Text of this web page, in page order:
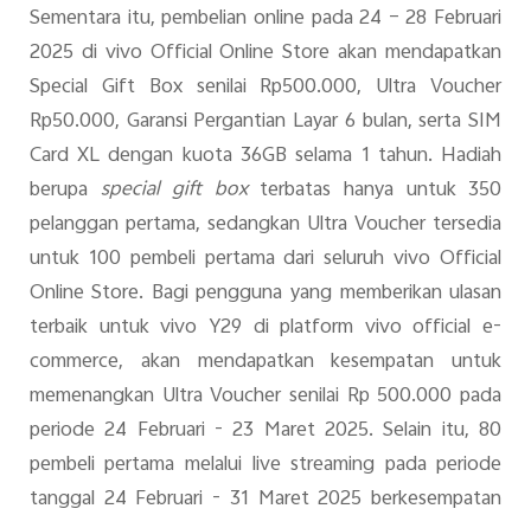
Sementara itu, pembelian online pada 24 – 28 Februari
2025 di vivo Official Online Store akan mendapatkan
Special Gift Box senilai Rp500.000, Ultra Voucher
Rp50.000, Garansi Pergantian Layar 6 bulan, serta SIM
Card XL dengan kuota 36GB selama 1 tahun. Hadiah
berupa special gift box terbatas hanya untuk 350
pelanggan pertama, sedangkan Ultra Voucher tersedia
untuk 100 pembeli pertama dari seluruh vivo Official
Online Store. Bagi pengguna yang memberikan ulasan
terbaik untuk vivo Y29 di platform vivo official e-
commerce, akan mendapatkan kesempatan untuk
memenangkan Ultra Voucher senilai Rp 500.000 pada
periode 24 Februari - 23 Maret 2025. Selain itu, 80
pembeli pertama melalui live streaming pada periode
tanggal 24 Februari - 31 Maret 2025 berkesempatan